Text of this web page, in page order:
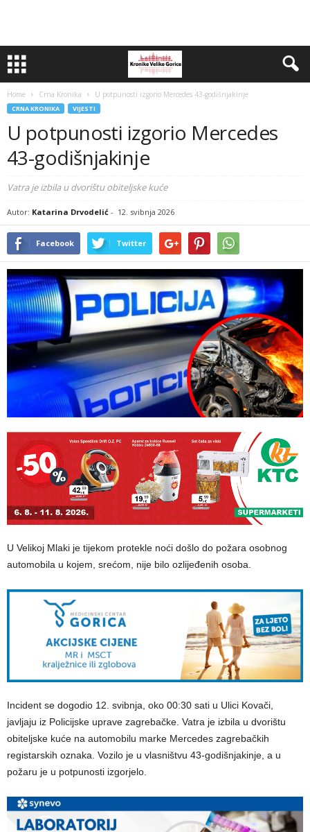
Home Crna Kronika U potpunosti izgorio Mercedes 43-godišnjakinje
CRNA KRONIKA VIJESTI
U potpunosti izgorio Mercedes
43-godišnjakinje
Vatra je izbila u dvorištu obiteljske kuće
Autor: Katarina Drvodelić - 12. svibnja 2026
Facebook Twitter
U Velikoj Mlaki je tijekom protekle noći došlo do požara osobnog
automobila u kojem, srećom, nije bilo ozlijeđenih osoba.
Incident se dogodio 12. svibnja, oko 00:30 sati u Ulici Kovači,
javljaju iz Policijske uprave zagrebačke. Vatra je izbila u dvorištu
obiteljske kuće na automobilu marke Mercedes zagrebačkih
registarskih oznaka. Vozilo je u vlasništvu 43-godišnjakinje, a u
požaru je u potpunosti izgorjelo.